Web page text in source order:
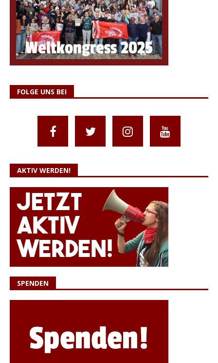
FOLGE UNS BEI
AKTIV WERDEN!
SPENDEN